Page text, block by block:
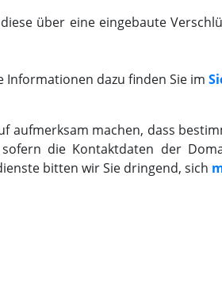
über eine eingebaute
Informationen dazu finden Sie im
aufmerksam machen, dass
die Kontaktdaten der
bitten wir Sie dringend, sich